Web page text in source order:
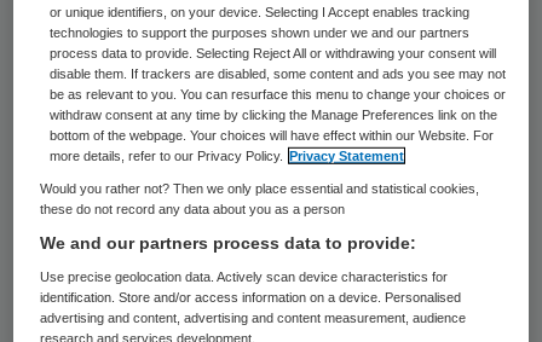
VVD of van de PvdA en het onderwijs is ook
niet van de een of de ander”, zegt zij bij het
nationaal debat ‘Politieke keuzes in de
zorg’.
“Je kan van mening verschillen over hoe je
dingen invult, dat kan politiek gekleurd zijn”,
stelt Valkenburg, “maar aan de basis liggen
een aantal vragen, die we met elkaar
moeten oplossen. Die moeten niet
or unique identifiers, on your device. Selecting I Accept enables tracking
technologies to support the purposes shown under we and our partners
process data to provide. Selecting Reject All or withdrawing your consent will
disable them. If trackers are disabled, some content and ads you see may not
be as relevant to you. You can resurface this menu to change your choices or
withdraw consent at any time by clicking the Manage Preferences link on the
bottom of the webpage. Your choices will have effect within our Website. For
more details, refer to our Privacy Policy.
Privacy Statement
Would you rather not? Then we only place essential and statistical cookies,
these do not record any data about you as a person
We and our partners process data to provide:
Use precise geolocation data. Actively scan device characteristics for
identification. Store and/or access information on a device. Personalised
advertising and content, advertising and content measurement, audience
research and services development.